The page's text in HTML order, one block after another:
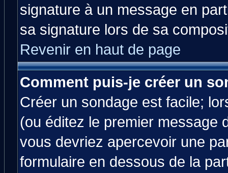
signature à un message en
sa signature lors de sa
Revenir en haut de page
Comment puis-je créer un
Créer un sondage est facile;
(ou éditez le premier message
vous devriez apercevoir une
formulaire en dessous de la